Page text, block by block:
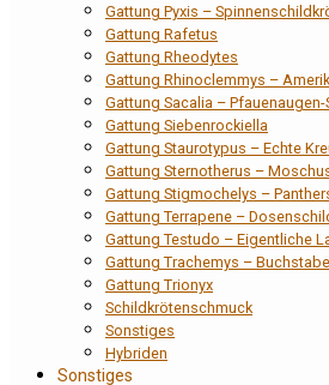
Gattung Pyxis –
Gattung Rafetus
Gattung Rheodytes
Gattung Rhinoclemmys –
Gattung Sacalia –
Gattung Siebenrockiella
Gattung Staurotypus – Echte
Gattung Sternotherus –
Gattung Stigmochelys –
Gattung Terrapene –
Gattung Testudo – Eigentliche
Gattung Trachemys –
Gattung Trionyx
Schildkrötenschmuck
Sonstiges
Hybriden
Sonstiges